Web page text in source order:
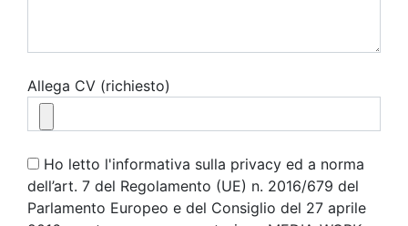
Allega CV (richiesto)
Ho letto l'informativa sulla privacy ed a norma
dell’art. 7 del Regolamento (UE) n. 2016/679 del
Parlamento Europeo e del Consiglio del 27 aprile